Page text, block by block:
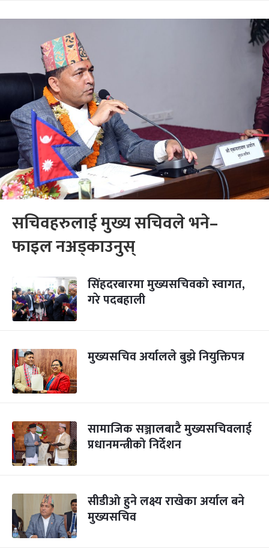
सचिवहरुलाई मुख्य सचिवले भने–
फाइल नअड्काउनुस्
सिंहदरबारमा मुख्यसचिवको स्वागत,
गरे पदबहाली
मुख्यसचिव अर्यालले बुझे नियुक्तिपत्र
सामाजिक सञ्जालबाटै मुख्यसचिवलाई
प्रधानमन्त्रीको निर्देशन
सीडीओ हुने लक्ष्य राखेका अर्याल बने
मुख्यसचिव